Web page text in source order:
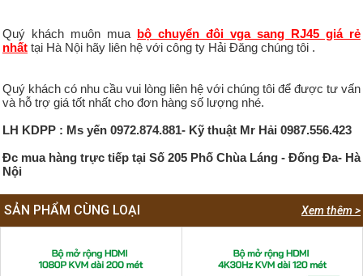
Quý khách muôn mua bộ chuyển đôi vga sang RJ45 giá rẻ
nhất tại Hà Nội hãy liên hệ với công ty Hải Đăng chúng tôi .
Quý khách có nhu cầu vui lòng liên hệ với chúng tôi để được tư vấn
và hỗ trợ giá tốt nhất cho đơn hàng số lượng nhé.
LH KDPP : Ms yến 0972.874.881- Kỹ thuật Mr Hải 0987.556.423
Đc mua hàng trực tiếp tại Số 205 Phố Chùa Láng - Đống Đa- Hà
Nội
Xem thêm >
SẢN PHẨM CÙNG LOẠI